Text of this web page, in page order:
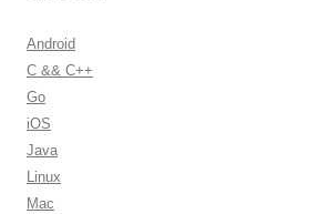
h
f
o
r
:
Android
C && C++
Go
iOS
Java
Linux
Mac